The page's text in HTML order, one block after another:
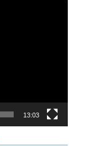
13:03